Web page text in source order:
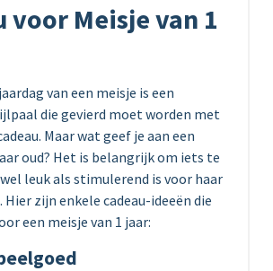
voor Meisje van 1
van een meisje is een
die gevierd moet worden met
Maar wat geef je aan een
oud? Het is belangrijk om iets te
leuk als stimulerend is voor haar
zijn enkele cadeau-ideeën die
een meisje van 1 jaar: